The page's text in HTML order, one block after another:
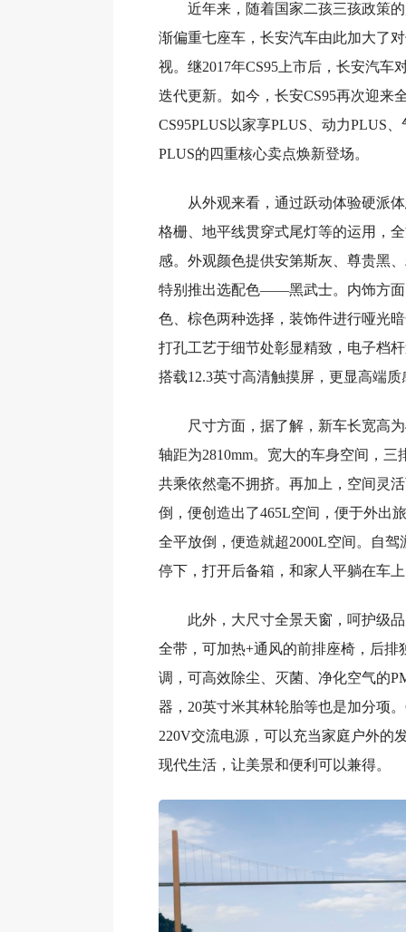
近年来，随着国家二孩三孩政策
渐偏重七座车，长安汽车由此加大了
视。继2017年CS95上市后，长安汽车
迭代更新。如今，长安CS95再次迎来
CS95PLUS以家享PLUS、动力PLUS
PLUS的四重核心卖点焕新登场。
从外观来看，通过跃动体验硬派
格栅、地平线贯穿式尾灯等的运用，
感。外观颜色提供安第斯灰、尊贵黑
特别推出选配色——黑武士。内饰方
色、棕色两种选择，装饰件进行哑光
打孔工艺于细节处彰显精致，电子档
搭载12.3英寸高清触摸屏，更显高端质
尺寸方面，据了解，新车长宽高为
轴距为2810mm。宽大的车身空间，三
共乘依然毫不拥挤。再加上，空间灵
倒，便创造出了465L空间，便于外出
全平放倒，便造就超2000L空间。自驾
停下，打开后备箱，和家人平躺在车
此外，大尺寸全景天窗，呵护级
全带，可加热+通风的前排座椅，后排
调，可高效除尘、灭菌、净化空气的
器，20英寸米其林轮胎等也是加分项
220V交流电源，可以充当家庭户外的
现代生活，让美景和便利可以兼得。